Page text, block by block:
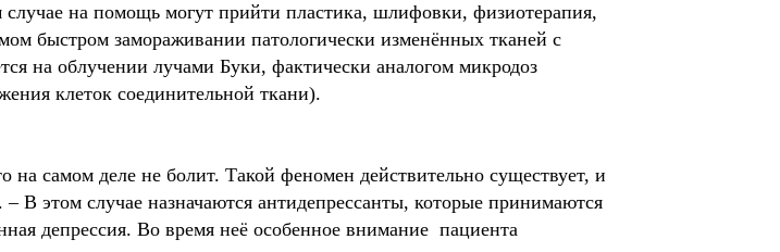
на помощь могут прийти пластика, шлифовки, физиотерапия,
быстром замораживании патологически изменённых тканей с
на облучении лучами Буки, фактически аналогом микродоз
клеток соединительной ткани).
на самом деле не болит. Такой феномен действительно существует, и
В этом случае назначаются антидепрессанты, которые принимаются
депрессия. Во время неё особенное внимание пациента